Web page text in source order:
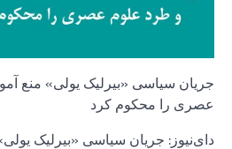
جریان سیاسی «بیرلیک یولی» منع
عصری را محکوم کرد
دای‌نیوز: جریان سیاسی «بیرلیک یولی»